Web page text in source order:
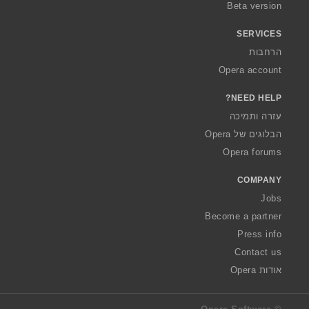
Beta version
SERVICES
הרחבות
Opera account
NEED HELP?
עזרה ותמיכה
הבלוגים של Opera
Opera forums
COMPANY
Jobs
Become a partner
Press info
Contact us
אודות Opera